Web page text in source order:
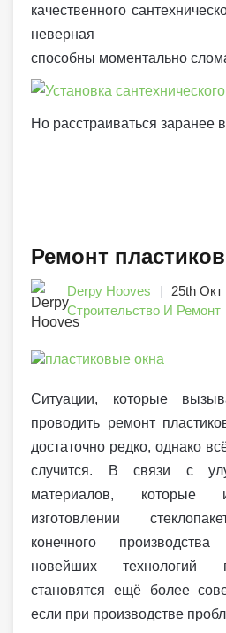
качественного
неверная
способны моментально
Но расстраиваться заранее
Ремонт
Derpy Hooves
25th Окт
Строительство И Ремонт
Ситуации, которые
проводить ремонт
достаточно редко, однако
случится. В связи с
материалов, которые
изготовлении
конечного
новейших технологий
становятся ещё более
если при производстве